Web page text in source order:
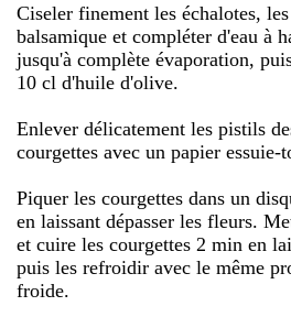
Ciseler finement les échalotes,
balsamique et compléter d'eau à
jusqu'à complète évaporation,
10 cl d'huile d'olive.
Enlever délicatement les pistils
courgettes avec un papier essuie-
Piquer les courgettes dans un
en laissant dépasser les fleurs.
et cuire les courgettes 2 min en
puis les refroidir avec le même
froide.